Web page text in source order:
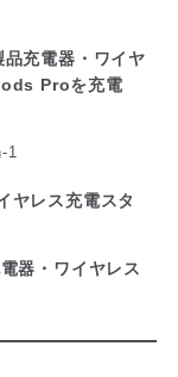
充電器・ワイヤ
Proを充電
1
ヤレス充電スタ
器・ワイヤレス